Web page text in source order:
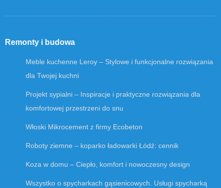
Remonty i budowa
Meble kuchenne Leroy – Stylowe i funkcjonalne rozwiązania
dla Twojej kuchni
Projekt sypialni – Inspiracje i praktyczne rozwiązania dla
komfortowej przestrzeni do snu
Włoski Mikrocement z firmy Ecobeton
Roboty ziemne – koparko ładowarki Łódź: cennik
Koza w domu – Ciepło, komfort i nowoczesny design
Wszystko o spycharkach gąsienicowych. Usługi spycharką